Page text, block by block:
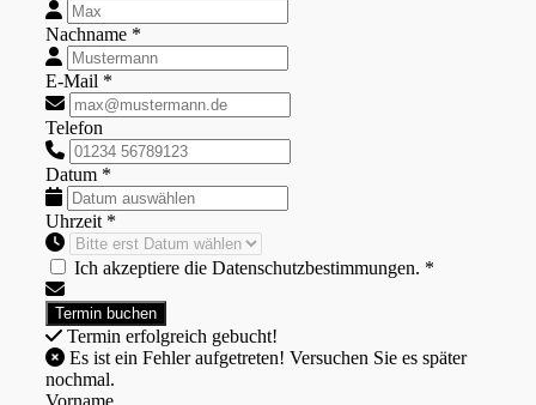
Nachname *
E-Mail *
Telefon
Datum *
Uhrzeit *
Ich akzeptiere die Datenschutzbestimmungen. *
Termin erfolgreich gebucht!
nochmal.
Vorname